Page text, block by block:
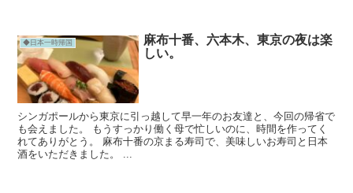
◆日本一時帰国
麻布十番、六本木、東京の夜は楽
しい。
シンガポールから東京に引っ越して早一年のお友達と、今回の帰省で
も会えました。 もうすっかり働く母で忙しいのに、時間を作ってく
れてありがとう。 麻布十番の京まる寿司で、美味しいお寿司と日本
酒をいただきました。 ...